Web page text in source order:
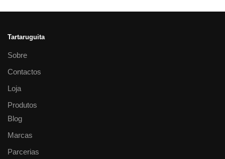
Tartaruguita
Sobre
Contactos
Loja
Produtos
Blog
Marcas
Parcerias